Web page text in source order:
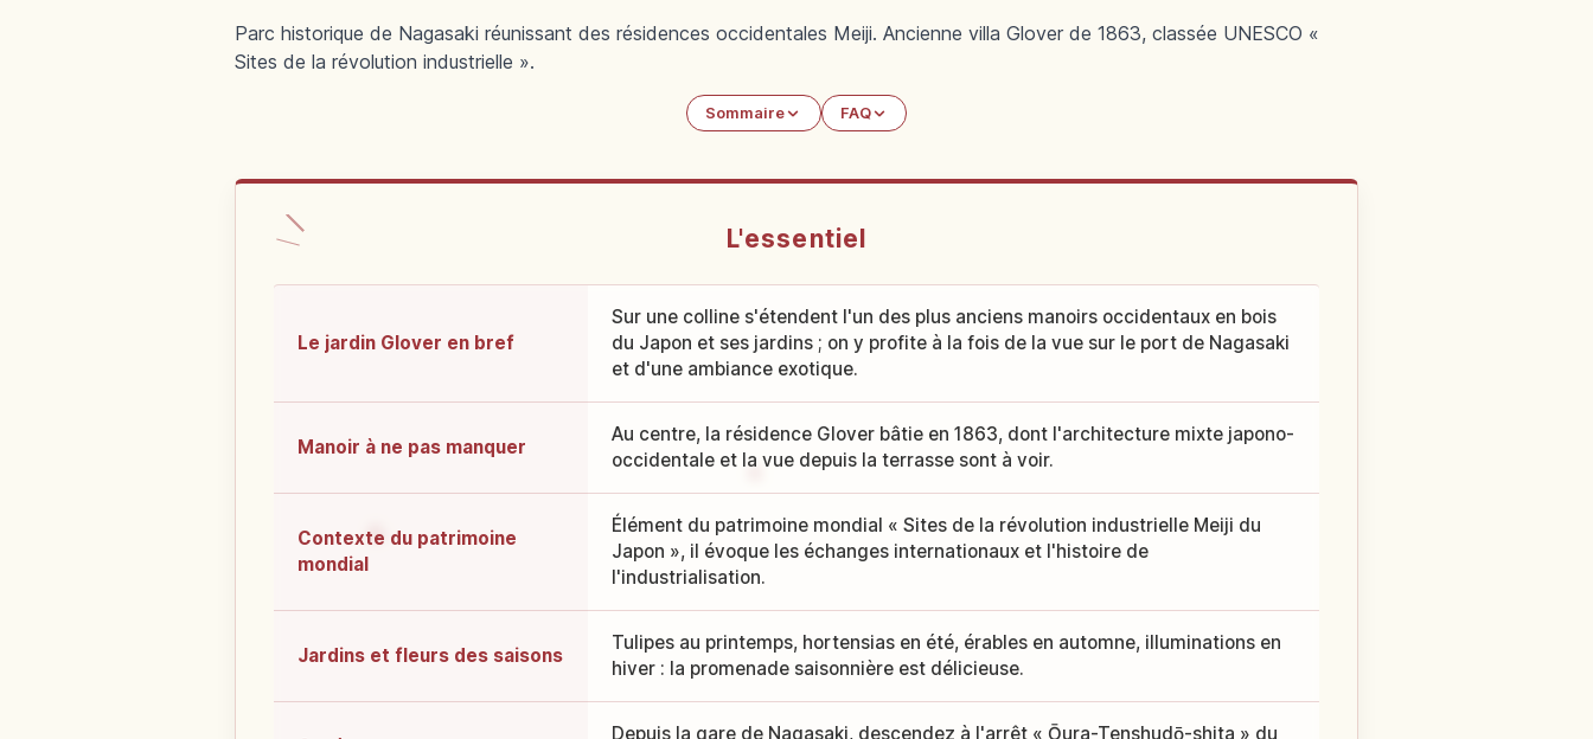
Parc historique de Nagasaki réunissant des résidences occidentales Meiji. Ancienne villa Glover de 1863, classée UNESCO «
Sites de la révolution industrielle ».
Sommaire FAQ
L'essentiel
Le jardin Glover en bref
Sur une colline s'étendent l'un des plus anciens manoirs occidentaux en bois
du Japon et ses jardins ; on y profite à la fois de la vue sur le port de Nagasaki
et d'une ambiance exotique.
Manoir à ne pas manquer
Au centre, la résidence Glover bâtie en 1863, dont l'architecture mixte japono-
occidentale et la vue depuis la terrasse sont à voir.
Contexte du patrimoine
mondial
Élément du patrimoine mondial « Sites de la révolution industrielle Meiji du
Japon », il évoque les échanges internationaux et l'histoire de
l'industrialisation.
Jardins et fleurs des saisons
Tulipes au printemps, hortensias en été, érables en automne, illuminations en
hiver : la promenade saisonnière est délicieuse.
Depuis la gare de Nagasaki, descendez à l'arrêt « Ōura-Tenshudō-shita » du